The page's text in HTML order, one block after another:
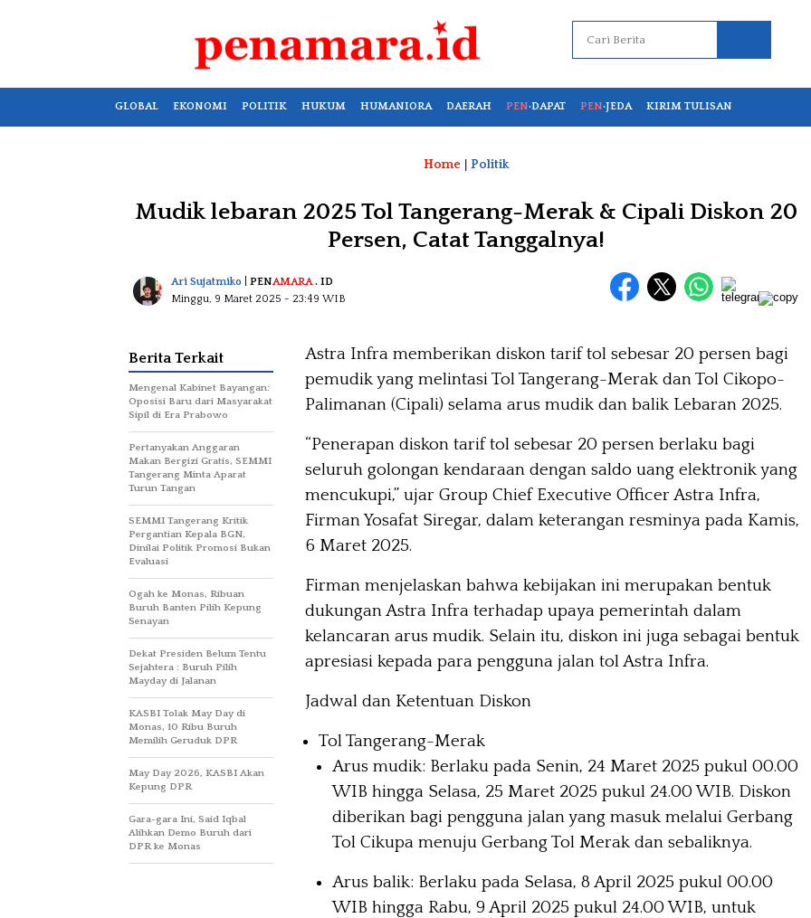
GLOBAL EKONOMI POLITIK HUKUM HUMANIORA DAERAH PEN·DAPAT PEN·JEDA KIRIM TULISAN
Home| Politik
Mudik lebaran 2025 Tol Tangerang-Merak & Cipali Diskon 20
Persen, Catat Tanggalnya!
Ari Sujatmiko PENAMARA. ID
Minggu, 9 Maret 2025 - 23:49 WIB
Astra Infra memberikan diskon tarif tol sebesar 20 persen bagi
pemudik yang melintasi Tol Tangerang-Merak dan Tol Cikopo-
Palimanan (Cipali) selama arus mudik dan balik Lebaran 2025.
“Penerapan diskon tarif tol sebesar 20 persen berlaku bagi
seluruh golongan kendaraan dengan saldo uang elektronik yang
mencukupi,” ujar Group Chief Executive Officer Astra Infra,
Firman Yosafat Siregar, dalam keterangan resminya pada Kamis,
6 Maret 2025.
Firman menjelaskan bahwa kebijakan ini merupakan bentuk
dukungan Astra Infra terhadap upaya pemerintah dalam
kelancaran arus mudik. Selain itu, diskon ini juga sebagai bentuk
apresiasi kepada para pengguna jalan tol Astra Infra.
Jadwal dan Ketentuan Diskon
Tol Tangerang-Merak
Arus mudik: Berlaku pada Senin, 24 Maret 2025 pukul 00.00
WIB hingga Selasa, 25 Maret 2025 pukul 24.00 WIB. Diskon
diberikan bagi pengguna jalan yang masuk melalui Gerbang
Tol Cikupa menuju Gerbang Tol Merak dan sebaliknya.
Arus balik: Berlaku pada Selasa, 8 April 2025 pukul 00.00
WIB hingga Rabu, 9 April 2025 pukul 24.00 WIB, untuk
Berita Terkait
Mengenal Kabinet Bayangan:
Oposisi Baru dari Masyarakat
Sipil di Era Prabowo
Pertanyakan Anggaran
Makan Bergizi Gratis, SEMMI
Tangerang Minta Aparat
Turun Tangan
SEMMI Tangerang Kritik
Pergantian Kepala BGN,
Dinilai Politik Promosi Bukan
Evaluasi
Ogah ke Monas, Ribuan
Buruh Banten Pilih Kepung
Senayan
Dekat Presiden Belum Tentu
Sejahtera : Buruh Pilih
Mayday di Jalanan
KASBI Tolak May Day di
Monas, 10 Ribu Buruh
Memilih Geruduk DPR
May Day 2026, KASBI Akan
Kepung DPR
Gara-gara Ini, Said Iqbal
Alihkan Demo Buruh dari
DPR ke Monas